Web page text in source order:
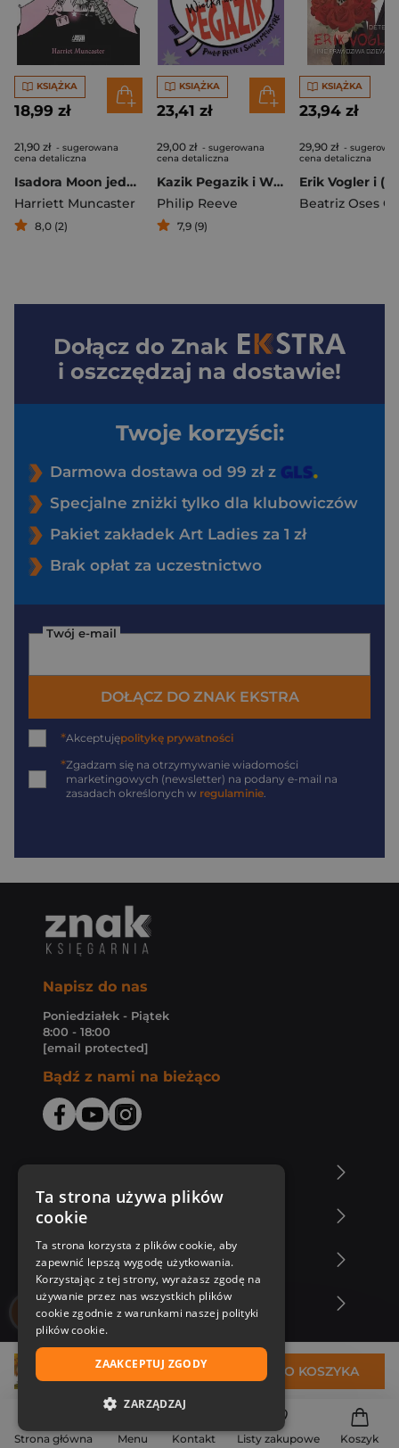
Strona główna Menu Kontakt Listy zakupowe Koszyk
26,94 zł DO KOSZYKA
KSIĄŻKA
18,99 zł
21,90 zł - sugerowana
cena detaliczna
Isadora Moon jedzie na wakacje
Harriett Muncaster
8,0 (2)
KSIĄŻKA
23,41 zł
29,00 zł - sugerowana
cena detaliczna
Kazik Pegazik i Wielka Ucieczka
Philip Reeve
7,9 (9)
KSIĄŻKA
23,94 zł
29,90 zł -
cena detaliczna
Beatriz Oses
Dołącz do Znak
i oszczędzaj na dostawie!
Twoje korzyści:
Darmowa dostawa od 99 zł z
Specjalne zniżki tylko dla klubowiczów
Pakiet zakładek Art Ladies za 1 zł
Brak opłat za uczestnictwo
Twój e-mail
DOŁĄCZ DO ZNAK EKSTRA
*Akceptujępolitykę prywatności
*Zgadzam się na otrzymywanie wiadomości
marketingowych (newsletter) na podany e-mail na
zasadach określonych w regulaminie
Napisz do nas
Poniedziałek - Piątek
8:00 - 18:00
[email protected]
Bądź z nami na bieżąco
Zakupy u nas
Nasza oferta
Nasi autorzy
Ta strona używa plików
cookie
Ta strona korzysta z plików cookie, aby
zapewnić lepszą wygodę użytkowania.
Korzystając z tej strony, wyrażasz zgodę na
używanie przez nas wszystkich plików
cookie zgodnie z warunkami naszej polityki
plików cookie.
ZAAKCEPTUJ ZGODY
ZARZĄDZAJ
NIEZBĘDNE